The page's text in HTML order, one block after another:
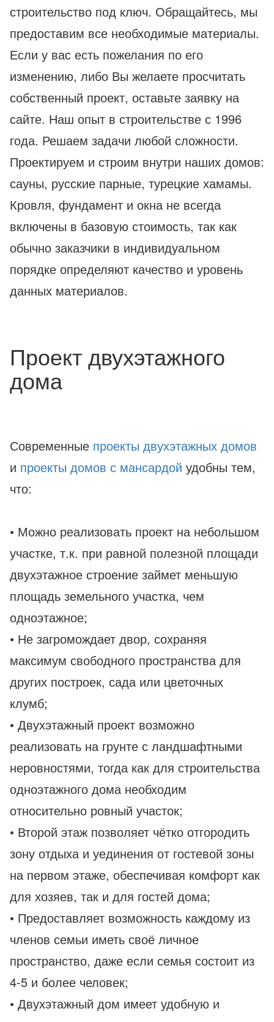
строительство под ключ. Обращайтесь, мы
предоставим все необходимые материалы.
Если у вас есть пожелания по его
изменению, либо Вы желаете просчитать
собственный проект, оставьте заявку на
сайте. Наш опыт в строительстве с 1996
года. Решаем задачи любой сложности.
Проектируем и строим внутри наших домов:
сауны, русские парные, турецкие хамамы.
Кровля, фундамент и окна не всегда
включены в базовую стоимость, так как
обычно заказчики в индивидуальном
порядке определяют качество и уровень
данных материалов.
Проект двухэтажного
дома
Современные проекты двухэтажных домов
и проекты домов с мансардой удобны тем,
что:
• Можно реализовать проект на небольшом
участке, т.к. при равной полезной площади
двухэтажное строение займет меньшую
площадь земельного участка, чем
одноэтажное;
• Не загромождает двор, сохраняя
максимум свободного пространства для
других построек, сада или цветочных
клумб;
• Двухэтажный проект возможно
реализовать на грунте с ландшафтными
неровностями, тогда как для строительства
одноэтажного дома необходим
относительно ровный участок;
• Второй этаж позволяет чётко отгородить
зону отдыха и уединения от гостевой зоны
на первом этаже, обеспечивая комфорт как
для хозяев, так и для гостей дома;
• Предоставляет возможность каждому из
членов семьи иметь своё личное
пространство, даже если семья состоит из
4-5 и более человек;
• Двухэтажный дом имеет удобную и